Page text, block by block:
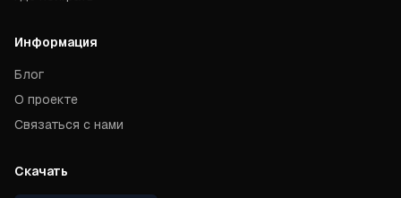
Информация
Блог
О проекте
Связаться с нами
Скачать